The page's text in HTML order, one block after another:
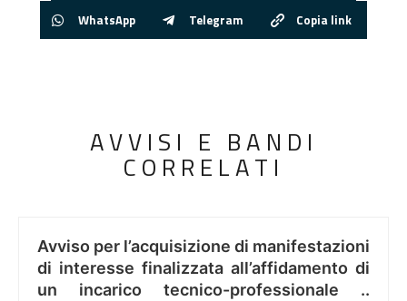
WhatsApp Telegram Copia link
AVVISI E BANDI
CORRELATI
Avviso per l’acquisizione di manifestazioni
di interesse finalizzata all’affidamento di
un incarico tecnico-professionale ..